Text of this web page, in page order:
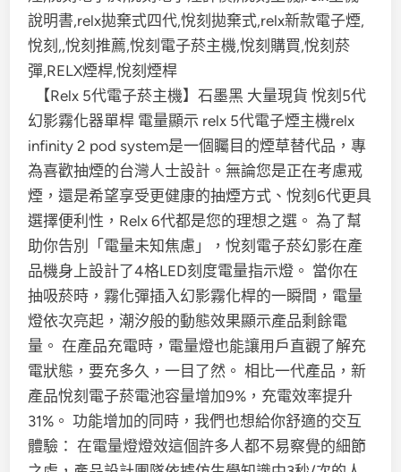
【Relx 5代電子菸主機】石墨黑 大量現貨 悅刻5代
幻影霧化器單桿 電量顯示 relx 5代電子煙主機relx
infinity 2 pod system是一個矚目的煙草替代品，專
為喜歡抽煙的台灣人士設計。無論您是正在考慮戒
煙，還是希望享受更健康的抽煙方式、悅刻6代更具
選擇便利性，Relx 6代都是您的理想之選。 為了幫
助你告別「電量未知焦慮」，悅刻電子菸幻影在產
品機身上設計了4格LED刻度電量指示燈。 當你在
抽吸菸時，霧化彈插入幻影霧化桿的一瞬間，電量
燈依次亮起，潮汐般的動態效果顯示產品剩餘電
量。 在產品充電時，電量燈也能讓用戶直觀了解充
電狀態，要充多久，一目了然。 相比一代產品，新
產品悅刻電子菸電池容量增加9%，充電效率提升
31%。 功能增加的同時，我們也想給你舒適的交互
體驗： 在電量燈燈效這個許多人都不易察覺的細節